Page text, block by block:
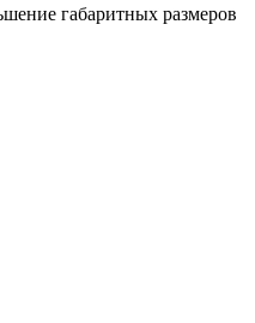
габаритных размеров